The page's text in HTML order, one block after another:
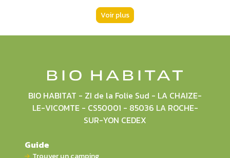
Voir plus
BIO HABITAT - ZI de la Folie Sud - LA CHAIZE-
LE-VICOMTE - CS50001 - 85036 LA ROCHE-
SUR-YON CEDEX
Guide